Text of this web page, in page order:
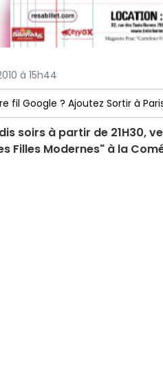
à 15h44
fil Google ? Ajoutez Sortir à
soirs à partir de 21H30,
Filles Modernes" à la